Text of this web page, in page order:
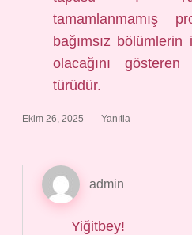
tamamlanmamış
bağımsız
olacağını
türüdür.
Ekim 26, 2025 Yanıtla
admin
Yiğitbey!